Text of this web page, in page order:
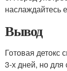
наслаждайтесь
Вывод
Готовая детокс
3-х дней, но для